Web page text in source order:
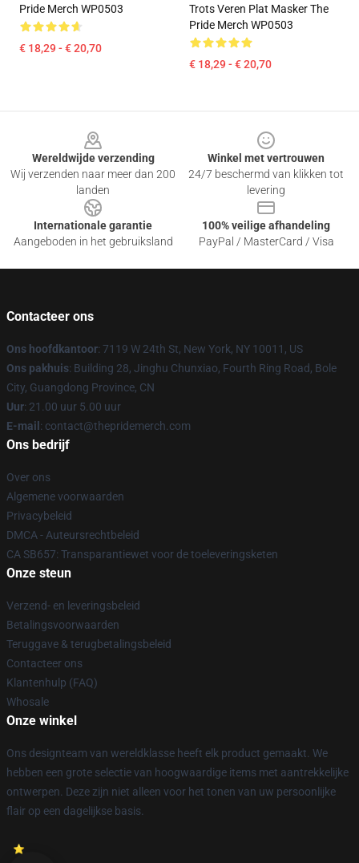
Pride Merch WP0503
€ 18,29 - € 20,70
Trots Veren Plat Masker The
Pride Merch WP0503
€ 18,29 - € 20,70
Wereldwijde verzending
Wij verzenden naar meer dan 200
landen
Winkel met vertrouwen
24/7 beschermd van klikken tot
levering
Internationale garantie
Aangeboden in het gebruiksland
100% veilige afhandeling
PayPal / MasterCard / Visa
Contacteer ons
Ons hoofdkantoor: 7119 W 24th St, New York, NY 10011, US
Ons pakhuis: Building 28, Jinghu Chunxiao, Fourth Ring Road, Bole
City, Guangdong Province, CN
Uur: 21.00 uur 5.00 uur
E-mail : contact@thepridemerch.com
Ons bedrijf
Over ons
Algemene voorwaarden
Privacybeleid
DMCA - Auteursrechtbeleid
CA SB657: Transparantiewet voor de toeleveringsketen
Onze steun
Verzend- en leveringsbeleid
Betalingsvoorwaarden
Teruggave & terugbetalingsbeleid
Contacteer ons
Klantenhulp (FAQ)
Whosale
Onze winkel
Ons designteam van wereldklasse heeft elk product gemaakt. We
hebben een grote selectie van hoogwaardige items met aantrekkelijke
ontwerpen. Deze zijn niet alleen voor het tonen van uw persoonlijke
flair op een dagelijkse basis.